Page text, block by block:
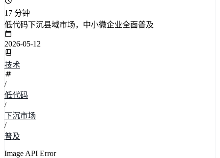
17 分钟
低代码下沉县域市场，中小微企业全面普及
2026-05-12
技术
/
低代码
/
下沉市场
/
普及
Image API Error